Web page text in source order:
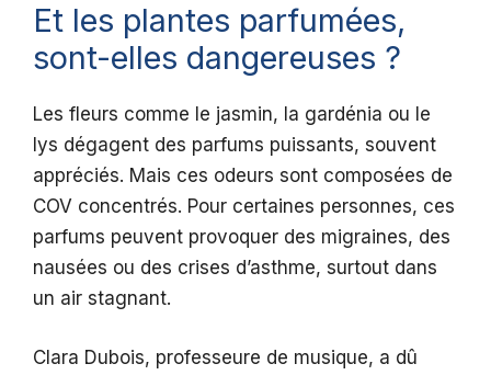
Et les plantes parfumées,
sont-elles dangereuses ?
Les fleurs comme le jasmin, la gardénia ou le
lys dégagent des parfums puissants, souvent
appréciés. Mais ces odeurs sont composées de
COV concentrés. Pour certaines personnes, ces
parfums peuvent provoquer des migraines, des
nausées ou des crises d’asthme, surtout dans
un air stagnant.
Clara Dubois, professeure de musique, a dû